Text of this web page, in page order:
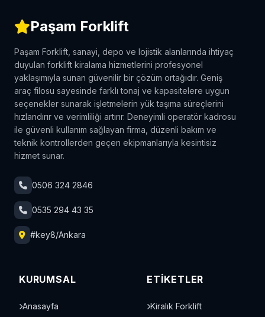
Paşam Forklift
Paşam Forklift, sanayi, depo ve lojistik alanlarında ihtiyaç
duyulan forklift kiralama hizmetlerini profesyonel
yaklaşımıyla sunan güvenilir bir çözüm ortağıdır. Geniş
araç filosu sayesinde farklı tonaj ve kapasitelere uygun
seçenekler sunarak işletmelerin yük taşıma süreçlerini
hızlandırır ve verimliliği artırır. Deneyimli operatör kadrosu
ile güvenli kullanım sağlayan firma, düzenli bakım ve
teknik kontrollerden geçen ekipmanlarıyla kesintisiz
hizmet sunar.
0506 324 2846
0535 294 43 35
#key8/Ankara
KURUMSAL
Anasayfa
ETIKETLER
Kiralık Forklift